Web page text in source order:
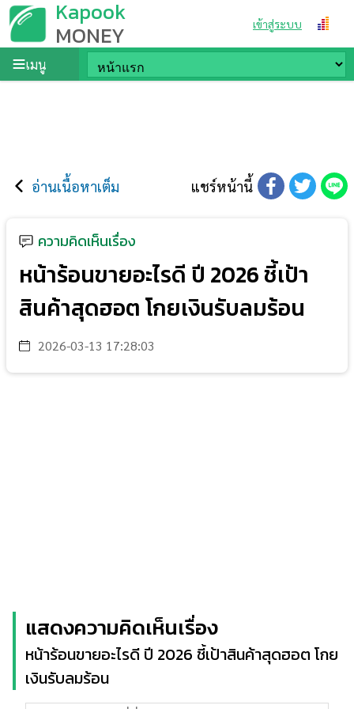
Kapook
MONEY เข้าสู่ระบบ
เมนู
อ่านเนื้อหาเต็ม แชร์หน้านี้
ความคิดเห็นเรื่อง
หน้าร้อนขายอะไรดี ปี 2026 ชี้เป้า
สินค้าสุดฮอต โกยเงินรับลมร้อน
2026-03-13 17:28:03
แสดงความคิดเห็นเรื่อง
หน้าร้อนขายอะไรดี ปี 2026 ชี้เป้าสินค้าสุดฮอต โกย
เงินรับลมร้อน